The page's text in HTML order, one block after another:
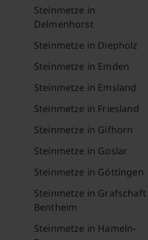
Steinmetze in
Delmenhorst
Steinmetze in Diepholz
Steinmetze in Emden
Steinmetze in Emsland
Steinmetze in Friesland
Steinmetze in Gifhorn
Steinmetze in Goslar
Steinmetze in Göttingen
Steinmetze in Grafschaft
Bentheim
Steinmetze in Hameln-